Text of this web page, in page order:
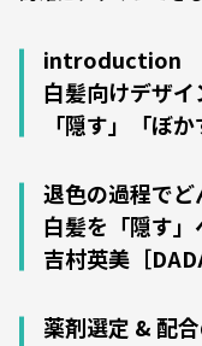
introduction
白髪向けデザ
「隠す」「ぼ
退色の過程でど
白髪を「隠す
吉村英美［
薬剤選定 & 配